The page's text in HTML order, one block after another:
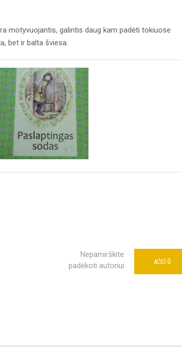
motyvuojantis, galintis daug kam padėti tokiuose
bet ir balta šviesa.
Nepamirškite
padėkoti autoriui
AČIŪ 0